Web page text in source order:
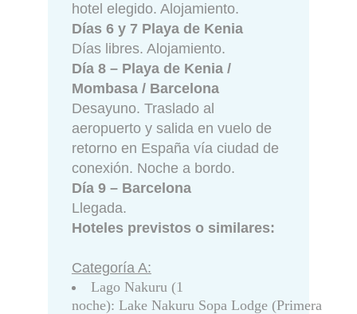
hotel elegido. Alojamiento.
Días 6 y 7 Playa de Kenia
Días libres. Alojamiento.
Día 8 – Playa de Kenia /
Mombasa / Barcelona
Desayuno. Traslado al
aeropuerto y salida en vuelo de
retorno en España vía ciudad de
conexión. Noche a bordo.
Día 9 – Barcelona
Llegada.
Hoteles previstos o similares:
Categoría A:
Lago Nakuru (1
noche): Lake Nakuru Sopa Lodge (Primera